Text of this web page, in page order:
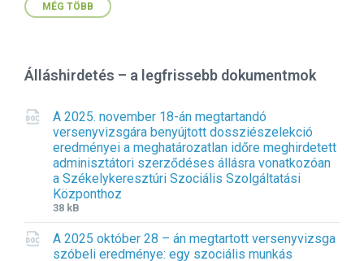
MÉG TÖBB
Álláshirdetés – a legfrissebb dokumentmok
A 2025. november 18-án megtartandó
versenyvizsgára benyújtott dossziészelekció
eredményei a meghatározatlan időre meghirdetett
adminisztátori szerződéses állásra vonatkozóan
a Székelykeresztúri Szociális Szolgáltatási
Központhoz
F
i
l
e
F
i
l
e
38 kB
A 2025 október 28 – án megtartott versenyvizsga
szóbeli eredménye: egy szociális munkás